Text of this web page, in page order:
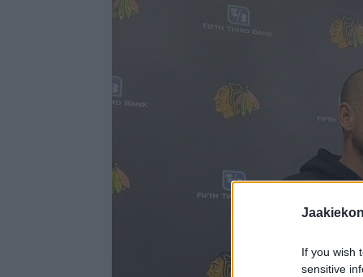
If you wish
sensitive